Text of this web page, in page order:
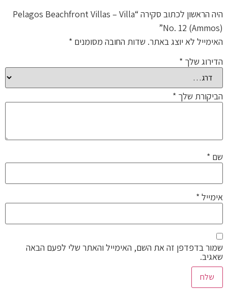
היה הראשון לכתוב סקירה “Pelagos Beachfront Villas – Villa
No. 12 (Ammos)”
האימייל לא יוצג באתר. שדות החובה מסומנים *
הדירוג שלך *
הביקורת שלך *
שם *
אימייל *
שמור בדפדפן זה את השם, האימייל והאתר שלי לפעם הבאה
שאגיב.